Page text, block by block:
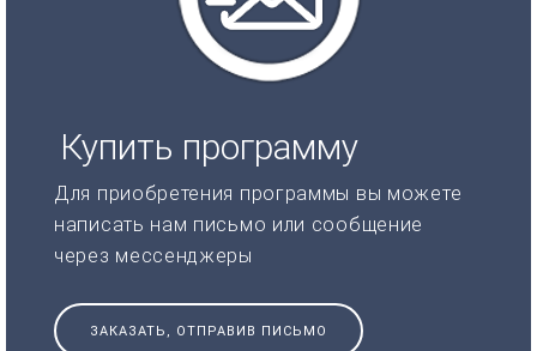
Купить программу
Для приобретения программы вы можете
написать нам письмо или сообщение
через мессенджеры
ЗАКАЗАТЬ, ОТПРАВИВ ПИСЬМО